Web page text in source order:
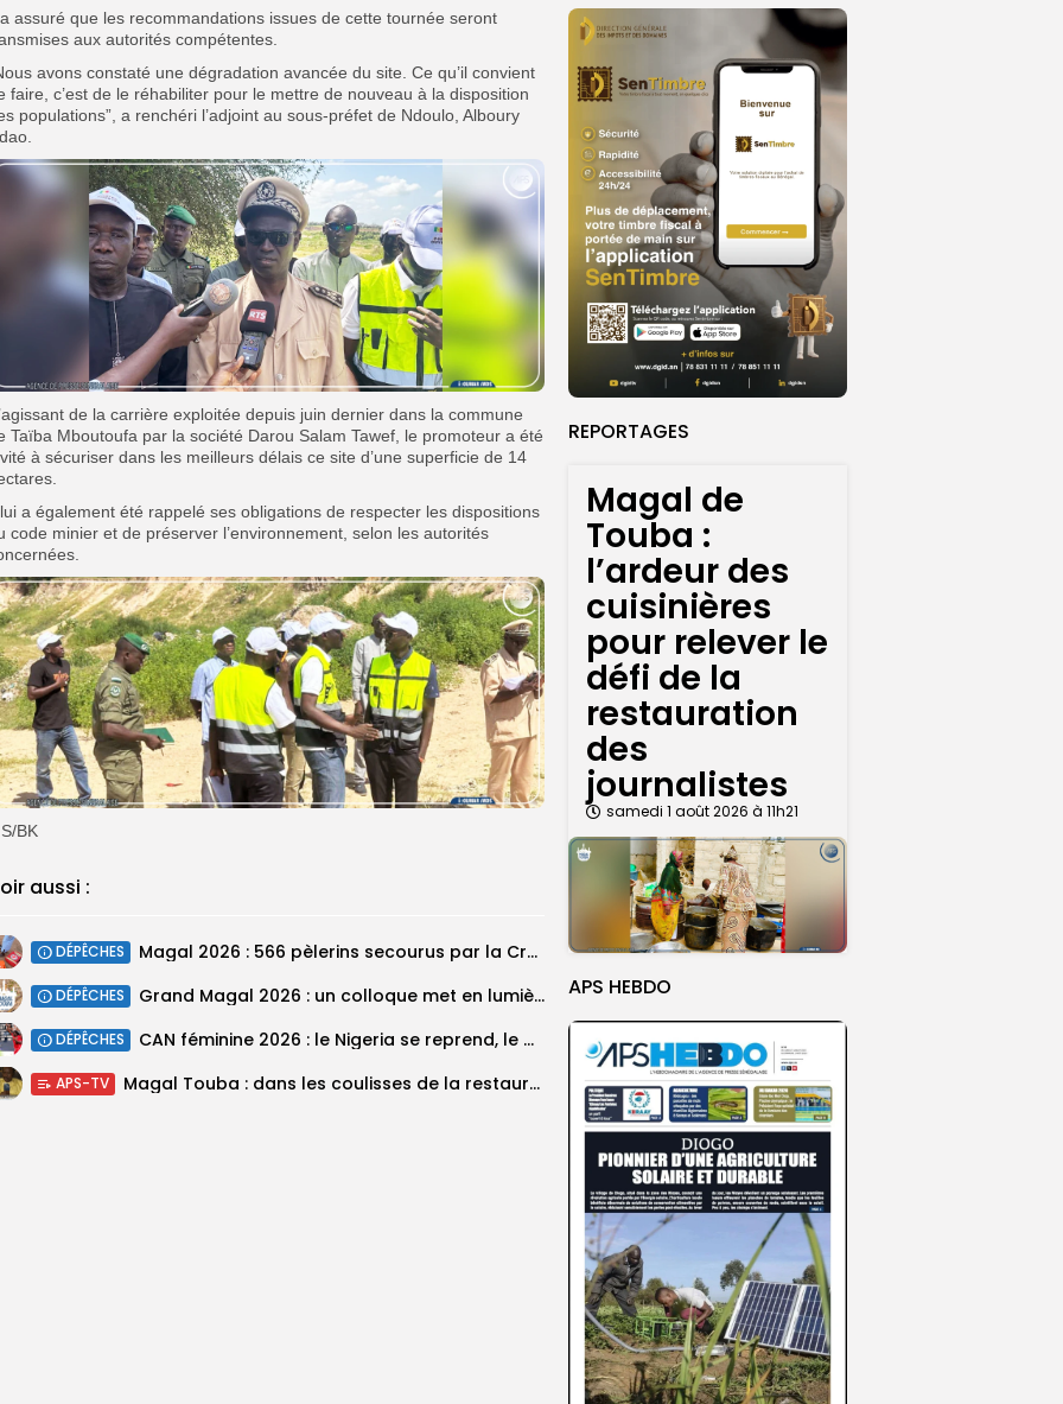
REPORTAGES
Magal de
Touba :
l’ardeur des
cuisinières
pour relever le
défi de la
restauration
des
journalistes
samedi 1 août 2026 à 11h21
APS HEBDO
assuré que les recommandations issues de cette tournée seront
aux autorités compétentes.
avons constaté une dégradation avancée du site. Ce qu’il convient
faire, c’est de le réhabiliter pour le mettre de nouveau à la disposition
populations”, a renchéri l’adjoint au sous-préfet de Ndoulo, Alboury
de la carrière exploitée depuis juin dernier dans la commune
Taïba Mboutoufa par la société Darou Salam Tawef, le promoteur a été
à sécuriser dans les meilleurs délais ce site d’une superficie de 14
a également été rappelé ses obligations de respecter les dispositions
code minier et de préserver l’environnement, selon les autorités
BK
aussi :
DÉPÊCHES Magal 2026 : 566 pèlerins secourus par la Croix-Rouge sénégalaise
DÉPÊCHES Grand Magal 2026 : un colloque met en lumière la portée universelle...
DÉPÊCHES ‎CAN féminine 2026 : le Nigeria se reprend, le Malawi surprend encore...
APS-TV Magal Touba : dans les coulisses de la restauration de la presse...